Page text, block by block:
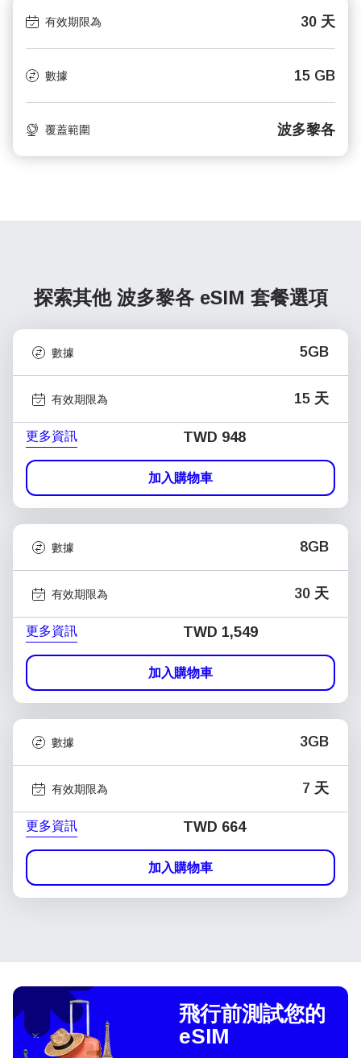
有效期限為 30 天
數據 15 GB
覆蓋範圍 波多黎各
探索其他 波多黎各 eSIM 套餐選項
數據 5GB
有效期限為 15 天
更多資訊 TWD 948
加入購物車
數據 8GB
有效期限為 30 天
更多資訊 TWD 1,549
加入購物車
數據 3GB
有效期限為 7 天
更多資訊 TWD 664
加入購物車
飛行前測試您的
eSIM